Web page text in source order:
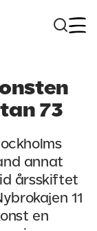
73
annat
årsskiftet
11
en